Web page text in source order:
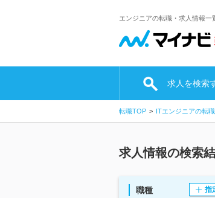
エンジニアの転職・求人情報一
求人を検索
転職TOP ITエンジニアの転
求人情報の検索
職種 指